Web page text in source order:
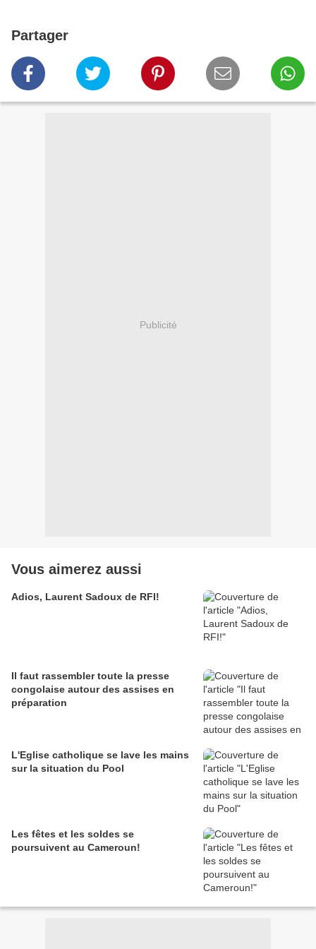
Partager
Publicité
Vous aimerez aussi
Adios, Laurent Sadoux de RFI!
Il faut rassembler toute la presse
congolaise autour des assises en
préparation
L'Eglise catholique se lave les mains
sur la situation du Pool
Les fêtes et les soldes se
poursuivent au Cameroun!